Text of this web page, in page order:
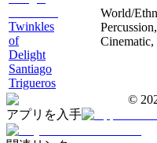
Twinkles
of
Delight
Santiago
Trigueros
World/
©
アプリを入手